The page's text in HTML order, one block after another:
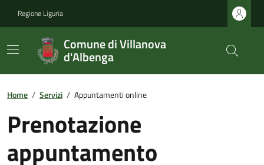
Regione Liguria
Comune di Villanova
d'Albenga
Home / Servizi / Appuntamenti online
Prenotazione
appuntamento